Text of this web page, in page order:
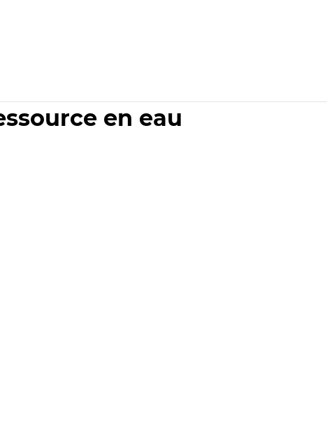
en eau